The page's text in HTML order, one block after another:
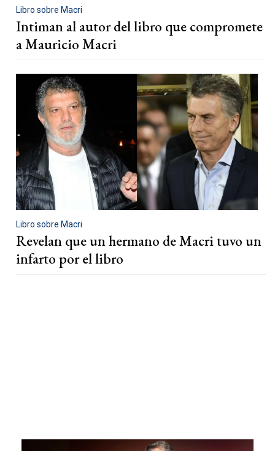
Libro sobre Macri
Intiman al autor del libro que compromete
a Mauricio Macri
Libro sobre Macri
Revelan que un hermano de Macri tuvo un
infarto por el libro